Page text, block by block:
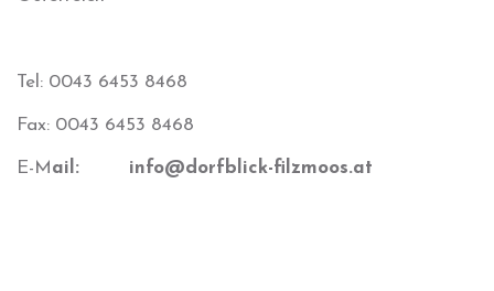
Tel: 0043 6453 8468
Fax: 0043 6453 8468
E-M ail: info@dorfblick-filzmoos.at